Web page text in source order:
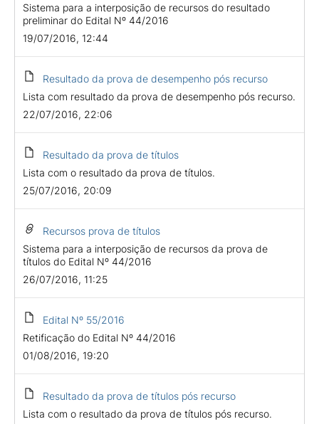
Sistema para a interposição de recursos do resultado
preliminar do Edital Nº 44/2016
19/07/2016, 12:44
Resultado da prova de desempenho pós recurso
Lista com resultado da prova de desempenho pós recurso.
22/07/2016, 22:06
Resultado da prova de títulos
Lista com o resultado da prova de títulos.
25/07/2016, 20:09
Recursos prova de títulos
Sistema para a interposição de recursos da prova de
títulos do Edital Nº 44/2016
26/07/2016, 11:25
Edital Nº 55/2016
Retificação do Edital Nº 44/2016
01/08/2016, 19:20
Resultado da prova de títulos pós recurso
Lista com o resultado da prova de títulos pós recurso.